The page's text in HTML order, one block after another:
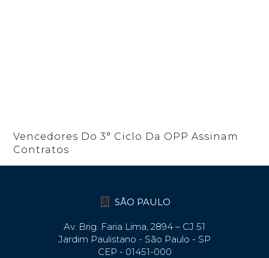
Vencedores Do 3° Ciclo Da OPP Assinam
Contratos
SÃO PAULO
Av. Brig. Faria Lima, 2894 – CJ 51
Jardim Paulistano - São Paulo - SP
CEP - 01451-000